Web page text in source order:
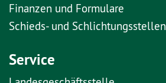
Finanzen und Formulare
Schieds- und Schlichtungsstellen
Service